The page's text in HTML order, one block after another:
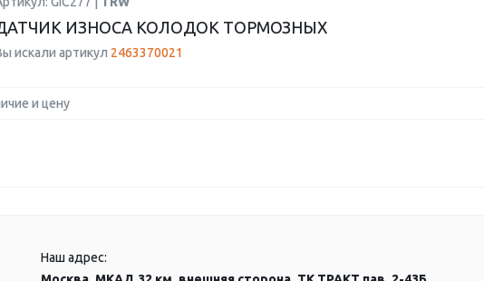
ИЗНОСА КОЛОДОК ТОРМОЗНЫХ
искали артикул 2463370021
и цену
Наш адрес: